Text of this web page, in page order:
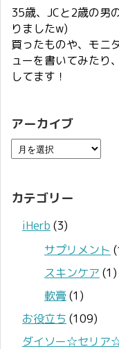
35歳、JCと2歳の男
りましたw)
買ったものや、モニ
ューを書いてみたり
してます！
アーカイブ
カテゴリー
iHerb (3)
サプリメント
スキンケア (1)
軟膏(1)
お役立ち (109)
ダイソー☆セリア